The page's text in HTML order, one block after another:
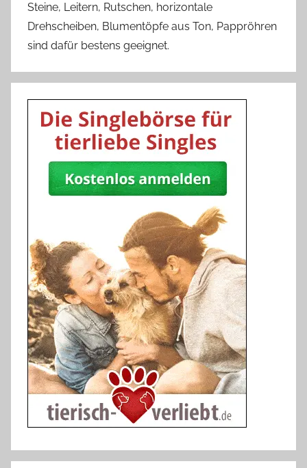
Steine, Leitern, Rutschen, horizontale
Drehscheiben, Blumentöpfe aus Ton, Pappröhren
sind dafür bestens geeignet.